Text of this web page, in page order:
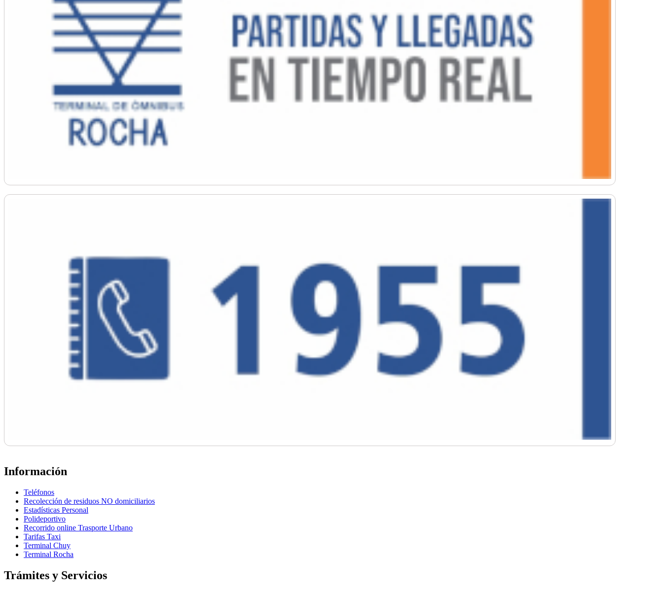
Información
Teléfonos
Recolección de residuos NO domiciliarios
Estadísticas Personal
Polideportivo
Recorrido online Trasporte Urbano
Tarifas Taxi
Terminal Chuy
Terminal Rocha
Trámites y Servicios